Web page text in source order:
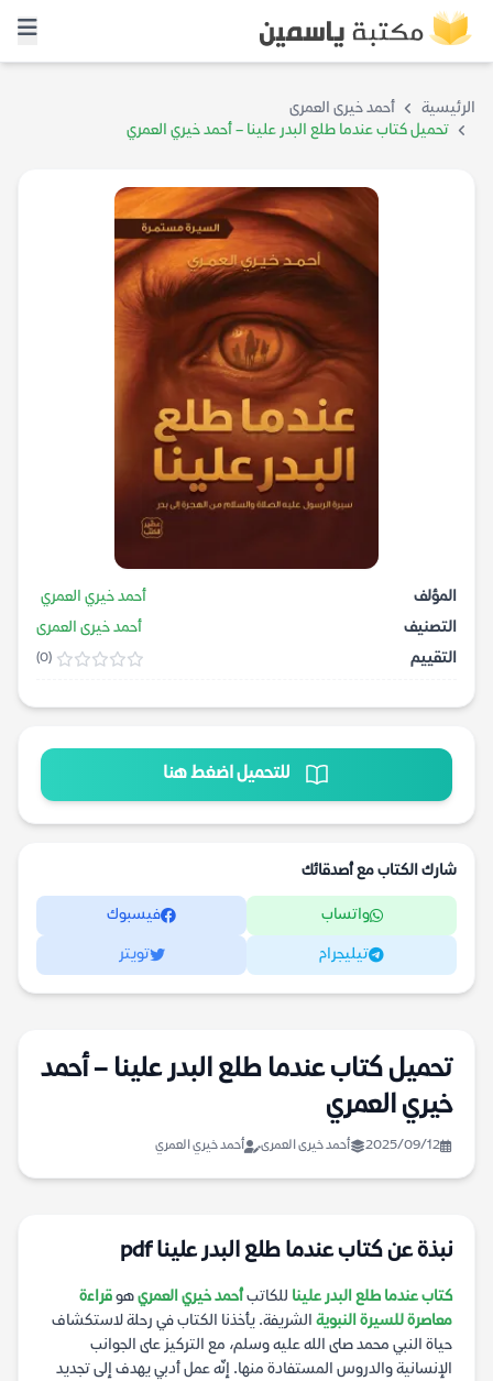
الرئيسية
أحمد خيرى العمرى
تحميل كتاب عندما طلع البدر علينا – أحمد خيري العمري
المؤلف
أحمد خيري العمري
التصنيف
أحمد خيرى العمرى
التقييم
(0)
للتحميل اضغط هنا
شارك الكتاب مع أصدقائك
واتساب فيسبوك
تيليجرام تويتر
تحميل كتاب عندما طلع البدر علينا – أحمد
خيري العمري
2025/09/12 أحمد خيرى العمرى أحمد خيري العمري
نبذة عن كتاب عندما طلع البدر علينا pdf
كتاب عندما طلع البدر علينا للكاتبأحمد خيري العمريهوقراءة
معاصرة للسيرة النبوية الشريفة. يأخذنا الكتاب في رحلة لاستكشاف
حياة النبي محمد صلى الله عليه وسلم، مع التركيز على الجوانب
الإنسانية والدروس المستفادة منها. إنّه عمل أدبي يهدف إلى تجديد